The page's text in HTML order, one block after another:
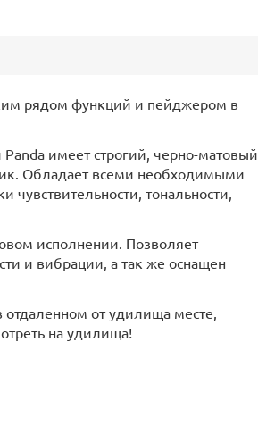
рядом функций и пейджером в
имеет строгий, черно-матовый
Обладает всеми необходимыми
тональности,
исполнении. Позволяет
и вибрации, а так же оснащен
отдаленном от удилища месте,
на удилища!